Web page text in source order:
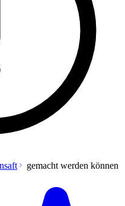
gemacht werden können